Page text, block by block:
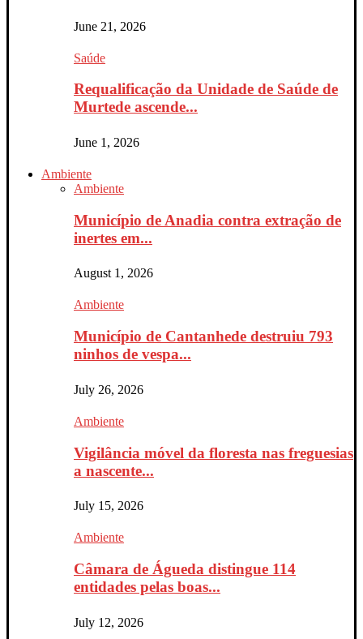
June 21, 2026
Saúde
Requalificação da Unidade de Saúde de
Murtede ascende...
June 1, 2026
Ambiente
Ambiente
Município de Anadia contra extração de
inertes em...
August 1, 2026
Ambiente
Município de Cantanhede destruiu 793
ninhos de vespa...
July 26, 2026
Ambiente
Vigilância móvel da floresta nas freguesias
a nascente...
July 15, 2026
Ambiente
Câmara de Águeda distingue 114
entidades pelas boas...
July 12, 2026